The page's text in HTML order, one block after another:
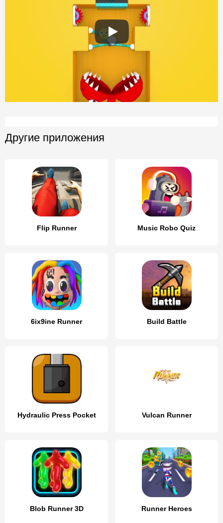
Другие приложения
Flip Runner Music Robo Quiz
6ix9ine Runner Build Battle
Hydraulic Press Pocket Vulcan Runner
Blob Runner 3D Runner Heroes